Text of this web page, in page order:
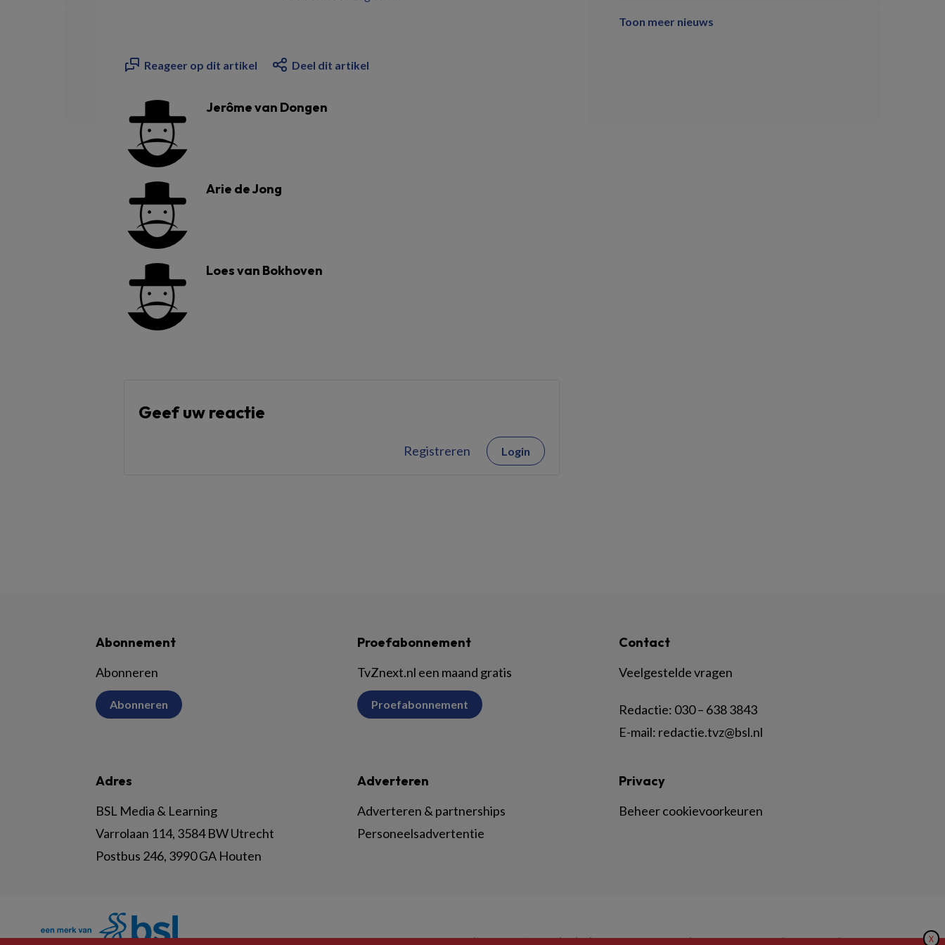
Reageer op dit artikel Deel dit artikel
Jerôme van Dongen
Arie de Jong
Loes van Bokhoven
Geef uw reactie
Registreren Login
Toon meer nieuws
Abonnement
Abonneren
Abonneren
Proefabonnement
TvZnext.nl een maand gratis
Proefabonnement
Contact
Veelgestelde vragen
Redactie: 030 – 638 3843
E-mail: redactie.tvz@bsl.nl
Adres
BSL Media & Learning
Varrolaan 114, 3584 BW Utrecht
Postbus 246, 3990 GA Houten
Adverteren
Adverteren & partnerships
Personeelsadvertentie
Privacy
Beheer cookievoorkeuren
© BSL Media & Learning, onderdeel vanSpringer Nature|Privacy Statement|Disclaimer|Voorwaarden X